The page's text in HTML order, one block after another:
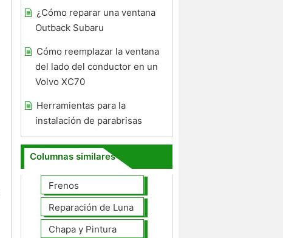
¿Cómo reparar una ventana
Outback Subaru
Cómo reemplazar la ventana
del lado del conductor en un
Volvo XC70
Herramientas para la
instalación de parabrisas
Columnas similares
Frenos
Reparación de Lunas
Chapa y Pintura